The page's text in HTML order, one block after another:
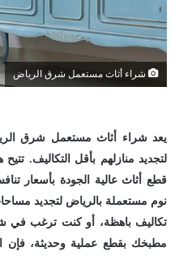
شراء أثاث مستعمل شرق الرياض
يعد شراء أثاث مستعمل شرق
لتجديد منازلهم بأقل التكاليف.
قطع أثاث عالية الجودة بأسعار
نوم مستعملة بالرياض لتجديد
تكاليف باهظة، أو كنت ترغب في
مطبخك بقطع عملية وحديثة، فإن